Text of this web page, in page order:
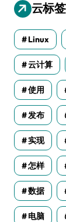
云标签
Linux
云计算
使用
发布
实现
怎样
数据
电脑